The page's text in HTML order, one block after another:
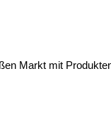
Markt mit